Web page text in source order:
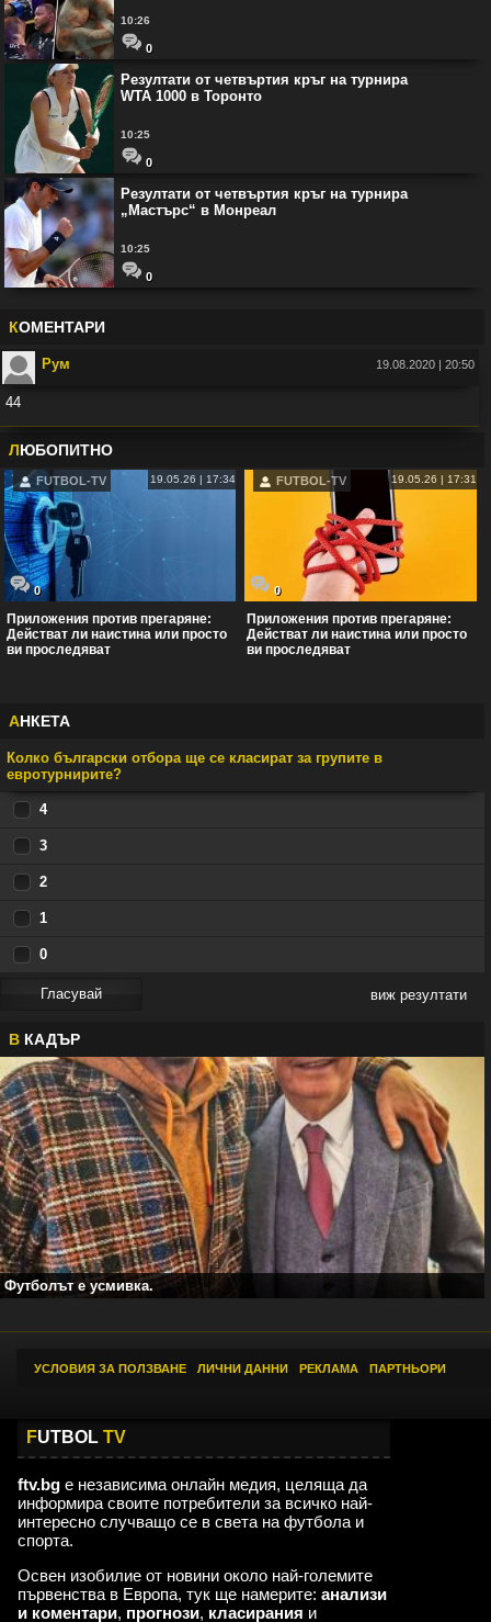
10:26
0
Резултати от четвъртия кръг на турнира
WTA 1000 в Торонто
10:25
0
Резултати от четвъртия кръг на турнира
„Мастърс“ в Монреал
10:25
0
КОМЕНТАРИ
Рум 19.08.2020 | 20:50
44
Във: Рио Фърдинанд: Джуд Белингам ще спечели Златната топка
ЛЮБОПИТНО
FUTBOL-TV 19.05.26 | 17:34
0
Приложения против прегаряне:
Действат ли наистина или просто
ви проследяват
FUTBOL-TV 19.05.26 | 17:31
0
Приложения против прегаряне:
Действат ли наистина или просто
ви проследяват
АНКЕТА
Колко български отбора ще се класират за групите в
евротурнирите?
4
3
2
1
0
виж резултати
В КАДЪР
Футболът е усмивка.
УСЛОВИЯ ЗА ПОЛЗВАНЕ ЛИЧНИ ДАННИ РЕКЛАМА ПАРТНЬОРИ
FUTBOL TV
ftv.bg е независима онлайн медия, целяща да
информира своите потребители за всичко най-
интересно случващо се в света на футбола и
спорта.
Освен изобилие от новини около най-големите
първенства в Европа, тук ще намерите: анализи
и коментари, прогнози, класирания и